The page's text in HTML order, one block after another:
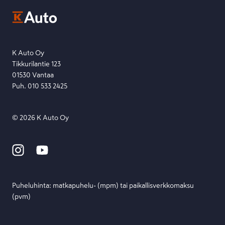
Etsi toimipiste
K Auto Oy
Tikkurilantie 123
01530 Vantaa
Puh. 010 533 2425
© 2026 K Auto Oy
Puheluhinta: matka­puhelu- (mpm) tai paikallis­verkko­maksu
(pvm)